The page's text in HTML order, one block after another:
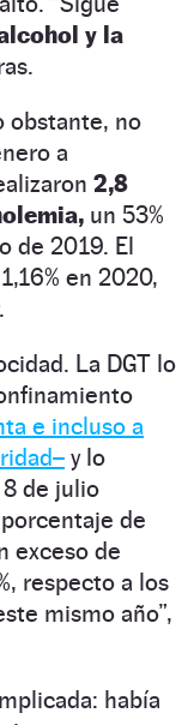
y la
obstante, no
a
2,8
un 53%
de 2019. El
en 2020,
La DGT lo
e incluso a
y lo
de julio
porcentaje de
exceso de
respecto a los
mismo año”,
había